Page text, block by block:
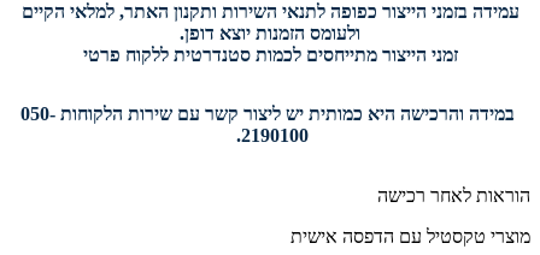
עמידה בזמני הייצור כפופה לתנאי השירות ותקנון האתר, למלאי הקיים
ולעומס הזמנות יוצא דופן.
זמני הייצור מתייחסים לכמות סטנדרטית ללקוח פרטי
במידה והרכישה היא כמותית יש ליצור קשר עם שירות הלקוחות 050-
2190100.
הוראות לאחר רכישה
מוצרי טקסטיל עם הדפסה אישית